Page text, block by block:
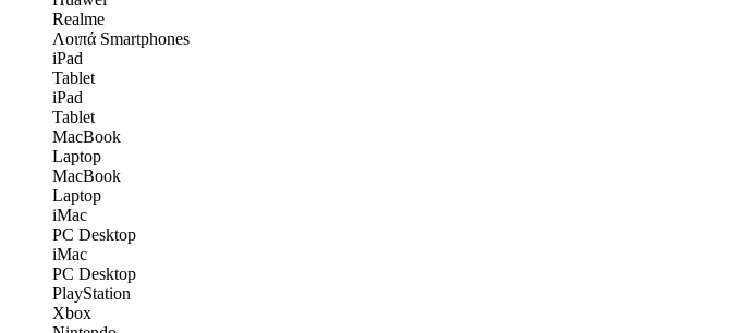
Realme
Λοιπά Smartphones
iPad
Tablet
iPad
Tablet
MacBook
Laptop
MacBook
Laptop
iMac
PC Desktop
iMac
PC Desktop
PlayStation
Xbox